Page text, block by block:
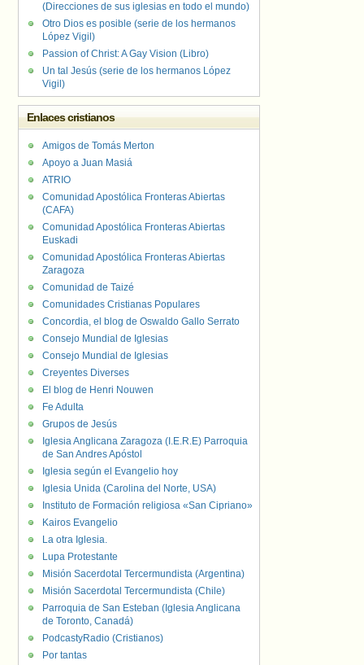
(Direcciones de sus iglesias en todo el mundo)
Otro Dios es posible (serie de los hermanos
López Vigil)
Passion of Christ: A Gay Vision (Libro)
Un tal Jesús (serie de los hermanos López
Vigil)
Enlaces cristianos
Amigos de Tomás Merton
Apoyo a Juan Masiá
ATRIO
Comunidad Apostólica Fronteras Abiertas
(CAFA)
Comunidad Apostólica Fronteras Abiertas
Euskadi
Comunidad Apostólica Fronteras Abiertas
Zaragoza
Comunidad de Taizé
Comunidades Cristianas Populares
Concordia, el blog de Oswaldo Gallo Serrato
Consejo Mundial de Iglesias
Consejo Mundial de Iglesias
Creyentes Diverses
El blog de Henri Nouwen
Fe Adulta
Grupos de Jesús
Iglesia Anglicana Zaragoza (I.E.R.E) Parroquia
de San Andres Apóstol
Iglesia según el Evangelio hoy
Iglesia Unida (Carolina del Norte, USA)
Instituto de Formación religiosa «San Cipriano»
Kairos Evangelio
La otra Iglesia.
Lupa Protestante
Misión Sacerdotal Tercermundista (Argentina)
Misión Sacerdotal Tercermundista (Chile)
Parroquia de San Esteban (Iglesia Anglicana
de Toronto, Canadá)
PodcastyRadio (Cristianos)
Por tantas